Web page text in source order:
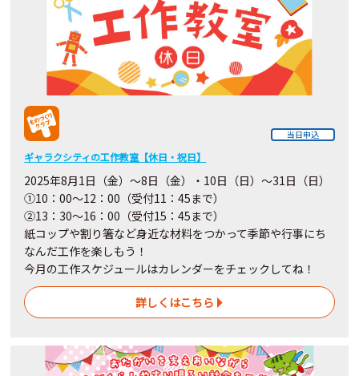
当日申込
ギャラクシティの工作教室【休日・祝日】
2025年8月1日（金）～8日（金）・10日（日）～31日（日）
①10：00～12：00（受付11：45まで）
②13：30～16：00（受付15：45まで）
紙コップや割り箸など身近な材料をつかって季節や行事にち
なんだ工作を楽しもう！
今月の工作スケジュールはカレンダーをチェックしてね！
詳しくはこちら